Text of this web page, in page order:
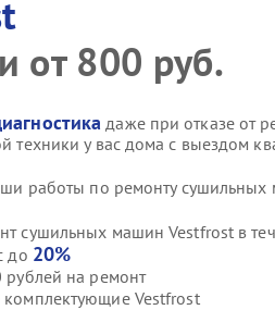
от 800 руб.
даже при отказе от
техники у вас дома с выездом
работы по ремонту
сушильных машин Vestfrost в
до 20%
рублей на ремонт
Vestfrost